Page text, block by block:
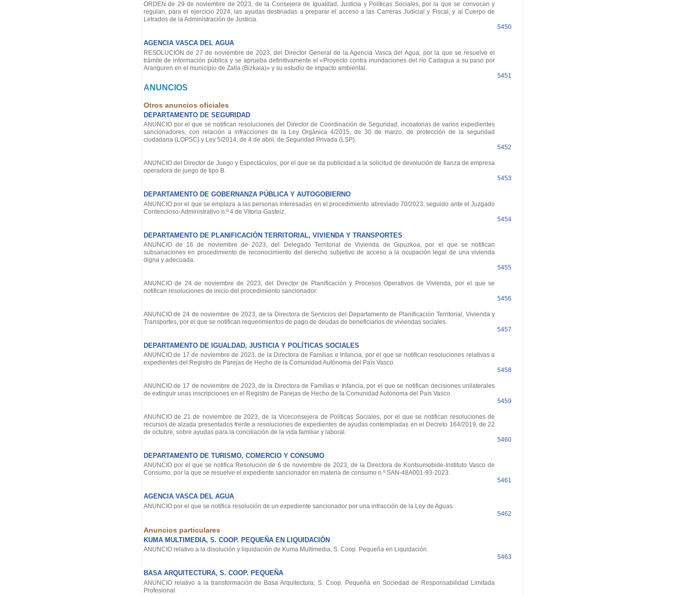
ORDEN de 29 de noviembre de 2023, de la Consejera de Igualdad, Justicia y Políticas Sociales, por la que se convocan y
regulan, para el ejercicio 2024, las ayudas destinadas a preparar el acceso a las Carreras Judicial y Fiscal, y al Cuerpo de
Letrados de la Administración de Justicia.
5450
AGENCIA VASCA DEL AGUA
RESOLUCIÓN de 27 de noviembre de 2023, del Director General de la Agencia Vasca del Agua, por la que se resuelve el
trámite de información pública y se aprueba definitivamente el «Proyecto contra inundaciones del río Cadagua a su paso por
Aranguren en el municipio de Zalla (Bizkaia)» y su estudio de impacto ambiental.
5451
ANUNCIOS
Otros anuncios oficiales
DEPARTAMENTO DE SEGURIDAD
ANUNCIO por el que se notifican resoluciones del Director de Coordinación de Seguridad, incoatorias de varios expedientes
sancionadores, con relación a infracciones de la Ley Orgánica 4/2015, de 30 de marzo, de protección de la seguridad
ciudadana (LOPSC) y Ley 5/2014, de 4 de abril, de Seguridad Privada (LSP).
5452
ANUNCIO del Director de Juego y Espectáculos, por el que se da publicidad a la solicitud de devolución de fianza de empresa
operadora de juego de tipo B.
5453
DEPARTAMENTO DE GOBERNANZA PÚBLICA Y AUTOGOBIERNO
ANUNCIO por el que se emplaza a las personas interesadas en el procedimiento abreviado 70/2023, seguido ante el Juzgado
Contencioso-Administrativo n.º 4 de Vitoria-Gasteiz.
5454
DEPARTAMENTO DE PLANIFICACIÓN TERRITORIAL, VIVIENDA Y TRANSPORTES
ANUNCIO de 16 de noviembre de 2023, del Delegado Territorial de Vivienda de Gipuzkoa, por el que se notifican
subsanaciones en procedimiento de reconocimiento del derecho subjetivo de acceso a la ocupación legal de una vivienda
digna y adecuada.
5455
ANUNCIO de 24 de noviembre de 2023, del Director de Planificación y Procesos Operativos de Vivienda, por el que se
notifican resoluciones de inicio del procedimiento sancionador.
5456
ANUNCIO de 24 de noviembre de 2023, de la Directora de Servicios del Departamento de Planificación Territorial, Vivienda y
Transportes, por el que se notifican requerimientos de pago de deudas de beneficiarios de viviendas sociales.
5457
DEPARTAMENTO DE IGUALDAD, JUSTICIA Y POLÍTICAS SOCIALES
ANUNCIO de 17 de noviembre de 2023, de la Directora de Familias e Infancia, por el que se notifican resoluciones relativas a
expedientes del Registro de Parejas de Hecho de la Comunidad Autónoma del País Vasco.
5458
ANUNCIO de 17 de noviembre de 2023, de la Directora de Familias e Infancia, por el que se notifican decisiones unilaterales
de extinguir unas inscripciones en el Registro de Parejas de Hecho de la Comunidad Autónoma del País Vasco.
5459
ANUNCIO de 21 de noviembre de 2023, de la Viceconsejera de Políticas Sociales, por el que se notifican resoluciones de
recursos de alzada presentados frente a resoluciones de expedientes de ayudas contempladas en el Decreto 164/2019, de 22
de octubre, sobre ayudas para la conciliación de la vida familiar y laboral.
5460
DEPARTAMENTO DE TURISMO, COMERCIO Y CONSUMO
ANUNCIO por el que se notifica Resolución de 6 de noviembre de 2023, de la Directora de Kontsumobide-Instituto Vasco de
Consumo, por la que se resuelve el expediente sancionador en materia de consumo n.º SAN-48A001-93-2023.
5461
AGENCIA VASCA DEL AGUA
ANUNCIO por el que se notifica resolución de un expediente sancionador por una infracción de la Ley de Aguas.
5462
Anuncios particulares
KUMA MULTIMEDIA, S. COOP. PEQUEÑA EN LIQUIDACIÓN
ANUNCIO relativo a la disolución y liquidación de Kuma Multimedia, S. Coop. Pequeña en Liquidación.
5463
BASA ARQUITECTURA, S. COOP. PEQUEÑA
ANUNCIO relativo a la transformación de Basa Arquitectura, S. Coop. Pequeña en Sociedad de Responsabilidad Limitada
Profesional.